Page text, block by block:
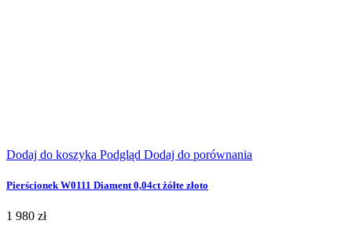
Dodaj do koszyka Podgląd Dodaj do porównania
Pierścionek W0111 Diament 0,04ct żółte złoto
1 980 zł